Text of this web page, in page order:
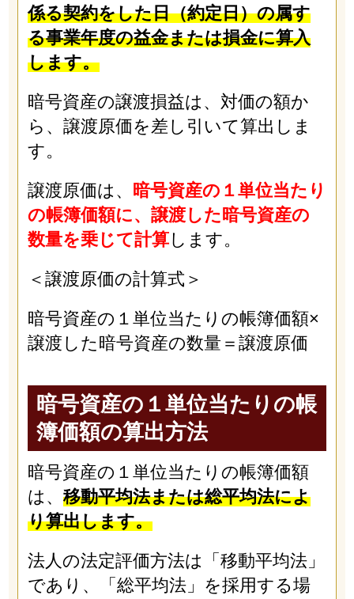
係る契約をした日（約定日）の属す
る事業年度の益金または損金に算入
します。
暗号資産の譲渡損益は、対価の額か
ら、譲渡原価を差し引いて算出しま
す。
譲渡原価は、 暗号資産の１単位当たり
の帳簿価額に、譲渡した暗号資産の
数量を乗じて計算します。
＜譲渡原価の計算式＞
暗号資産の１単位当たりの帳簿価額×
譲渡した暗号資産の数量＝譲渡原価
暗号資産の１単位当たりの帳
簿価額の算出方法
暗号資産の１単位当たりの帳簿価額
は、 移動平均法または総平均法によ
り算出します。
法人の法定評価方法は「移動平均法」
であり、「総平均法」を採用する場